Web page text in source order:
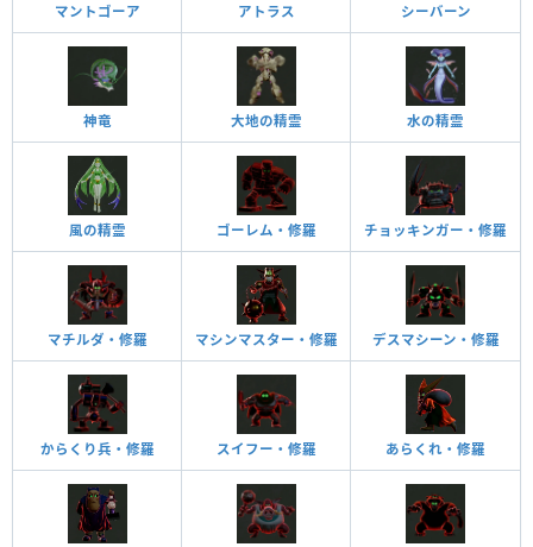
マントゴーア アトラス シーバーン
神竜 大地の精霊 水の精霊
風の精霊 ゴーレム・修羅 チョッキンガー・修羅
マチルダ・修羅 マシンマスター・修羅 デスマシーン・修羅
からくり兵・修羅 スイフー・修羅 あらくれ・修羅